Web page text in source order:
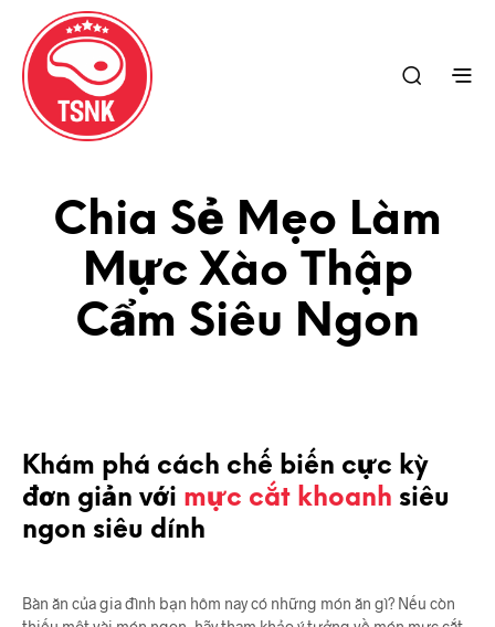
Chia Sẻ Mẹo Làm
Mực Xào Thập
Cẩm Siêu Ngon
Khám phá cách chế biến cực kỳ
đơn giản với mực cắt khoanh siêu
ngon siêu dính
Bàn ăn của gia đình bạn hôm nay có những món ăn gì? Nếu còn